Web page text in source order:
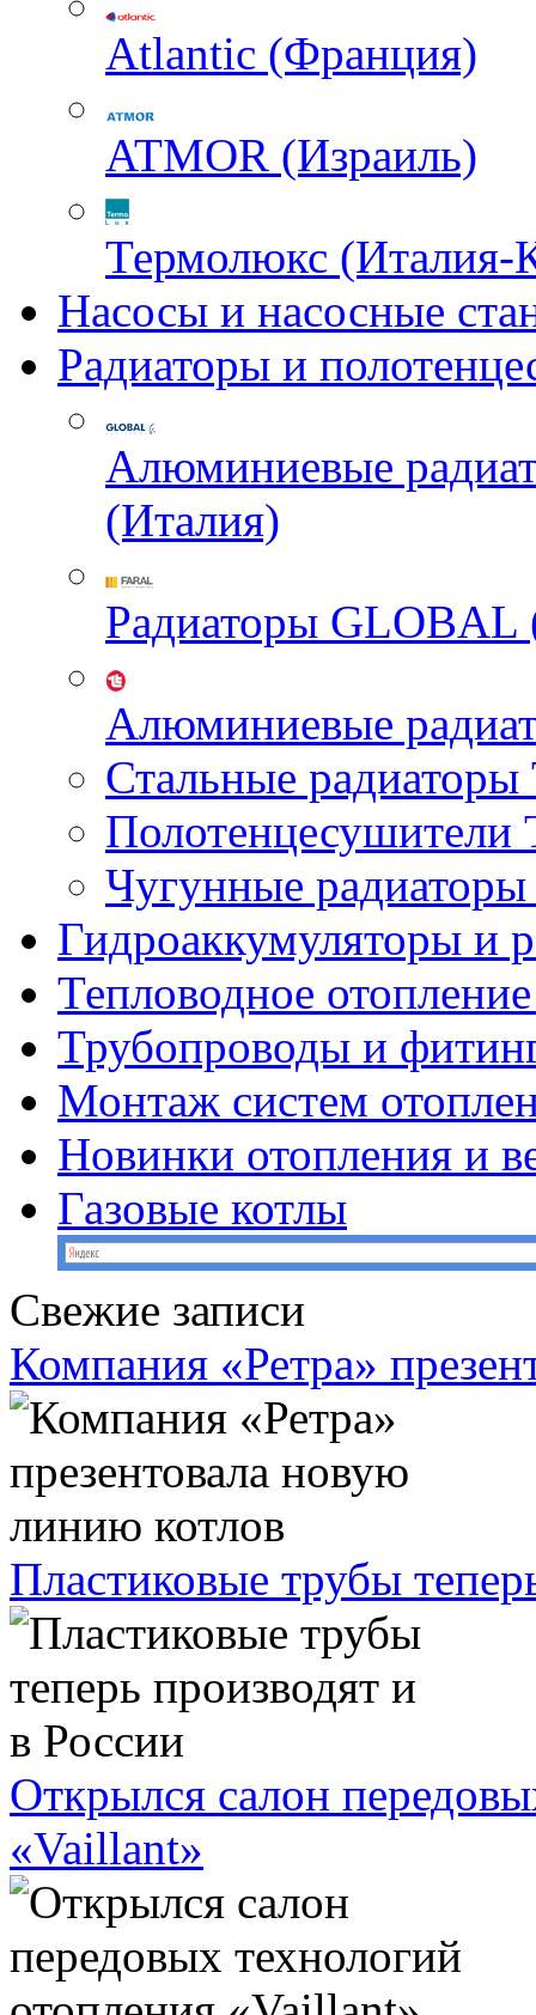
Atlantic (Франция)
ATMOR (Израиль)
Термолюкс (Италия-
Насосы и насосные
Радиаторы и
Алюминиевые
(Италия)
Радиаторы GLOBAL
Алюминиевые
Стальные
Чугунные
Гидроаккумуляторы и
Тепловодное
Трубопроводы и
Монтаж систем
Новинки отопления и
Газовые котлы
Свежие записи
Компания «Ретра»
Пластиковые трубы
Открылся салон
«Vaillant»